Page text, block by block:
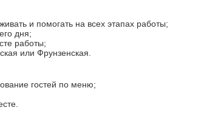
и помогать на всех этапах работы;
дня;
работы;
или Фрунзенская.
гостей по меню;